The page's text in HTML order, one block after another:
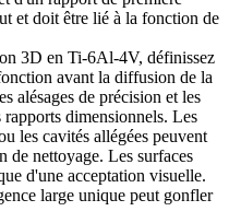
et doit être lié à la fonction de
3D en Ti-6Al-4V, définissez
avant la diffusion de la
alésages de précision et les
dimensionnels. Les
les cavités allégées peuvent
de nettoyage. Les surfaces
d'une acceptation visuelle.
large unique peut gonfler